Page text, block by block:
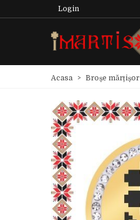
Login
Acasa > Broșe mărțișor